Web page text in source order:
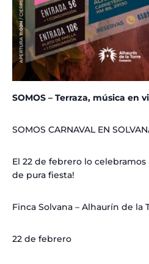
SOMOS – Terraza, música en
SOMOS CARNAVAL EN
El 22 de febrero lo celebramos
de pura fiesta!
Finca Solvana – Alhaurín de la
22 de febrero